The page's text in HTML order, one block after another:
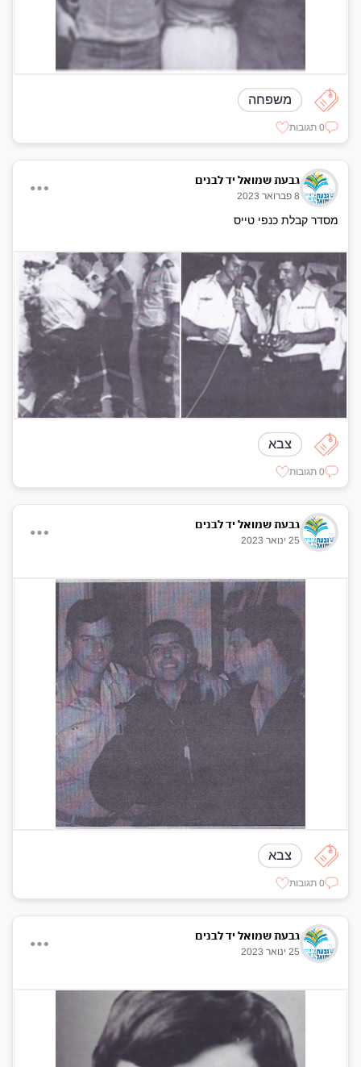
משפחה
0 תגובות
גבעת שמואל יד לבנים
8 פברואר 2023
מסדר קבלת כנפי טייס
צבא
0 תגובות
גבעת שמואל יד לבנים
25 ינואר 2023
צבא
0 תגובות
גבעת שמואל יד לבנים
25 ינואר 2023